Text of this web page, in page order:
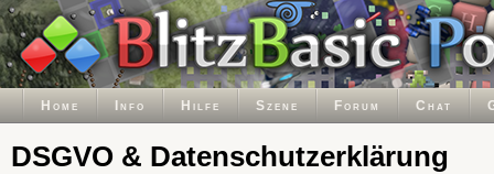
Home Info Hilfe Szene Forum Chat
DSGVO & Datenschutzerklärung